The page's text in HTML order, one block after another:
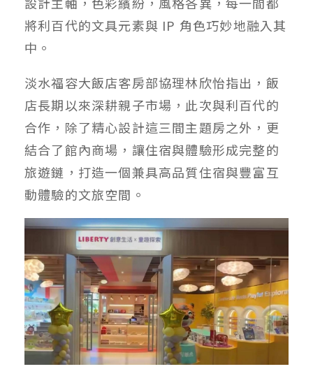
將利百代的文具元素與 IP 角色巧妙地融入其
中。
淡水福容大飯店客房部協理林欣怡指出，飯
店長期以來深耕親子市場，此次與利百代的
合作，除了精心設計這三間主題房之外，更
結合了館內商場，讓住宿與體驗形成完整的
旅遊鏈，打造一個兼具高品質住宿與豐富互
動體驗的文旅空間。